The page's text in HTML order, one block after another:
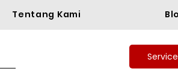
Tentang Kami